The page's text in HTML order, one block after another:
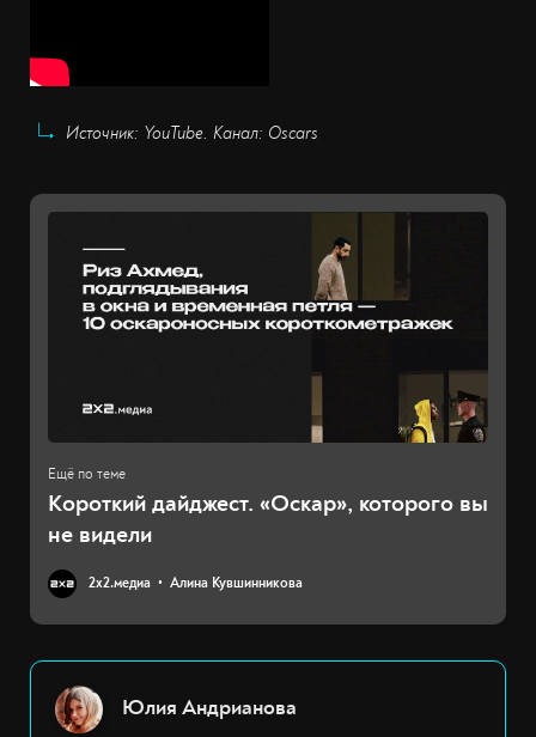
Источник: YouTube. Канал: Oscars
Короткий дайджест. «Оскар», которого вы
не видели
2х2.медиа Алина Кувшинникова
Юлия Андрианова